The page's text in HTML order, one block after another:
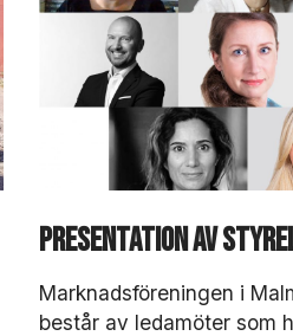
Presentation av
Marknadsföreningen i
består av ledamöter som